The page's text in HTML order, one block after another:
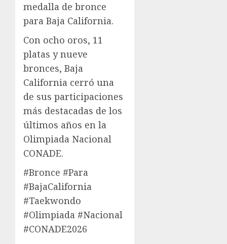
medalla de bronce
para Baja California.
Con ocho oros, 11
platas y nueve
bronces, Baja
California cerró una
de sus participaciones
más destacadas de los
últimos años en la
Olimpiada Nacional
CONADE.
#Bronce #Para
#BajaCalifornia
#Taekwondo
#Olimpiada #Nacional
#CONADE2026